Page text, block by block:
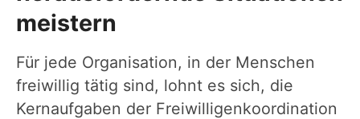
meistern
Für jede Organisation, in der Menschen
freiwillig tätig sind, lohnt es sich, die
Kernaufgaben der Freiwilligenkoordination